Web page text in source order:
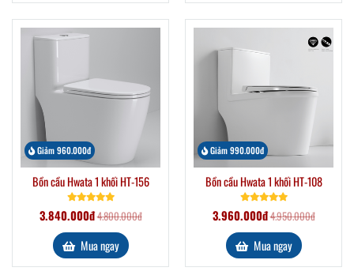
Giảm 960.000đ
Bồn cầu Hwata 1 khối HT-156
3.840.000đ4.800.000đ
Mua ngay
Giảm 990.000đ
Bồn cầu Hwata 1 khối HT-108
3.960.000đ4.950.000đ
Mua ngay